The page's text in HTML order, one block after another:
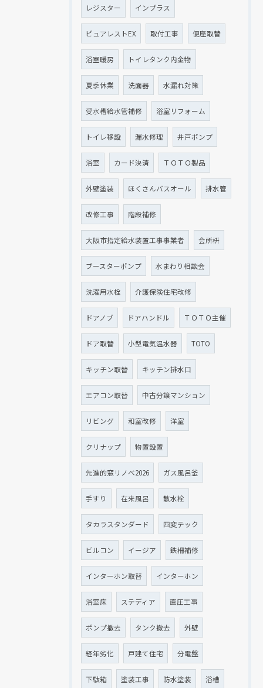
レジスター インプラス
ピュアレストEX 取付工事 便座取替
浴室暖房 トイレタンク内金物
夏季休業 洗面器 水漏れ対策
受水槽給水管補修 浴室リフォーム
トイレ移設 漏水修理 井戸ポンプ
浴室 カード決済 ＴＯＴＯ製品
外壁塗装 ほくさんバスオール 排水管
改修工事 階段補修
大阪市指定給水装置工事事業者 会所枡
ブースターポンプ 水まわり相談会
洗濯用水栓 介護保険住宅改修
ドアノブ ドアハンドル ＴＯＴＯ主催
ドア取替 小型電気温水器 TOTO
キッチン取替 キッチン排水口
エアコン取替 中古分譲マンション
リビング 和室改修 洋室
クリナップ 物置設置
先進的窓リノベ2026 ガス風呂釜
手すり 在来風呂 散水栓
タカラスタンダード 四変テック
ビルコン イージア 鉄柵補修
インターホン取替 インターホン
浴室床 ステディア 直圧工事
ポンプ撤去 タンク撤去 外壁
経年劣化 戸建て住宅 分電盤
下駄箱 塗装工事 防水塗装 浴槽